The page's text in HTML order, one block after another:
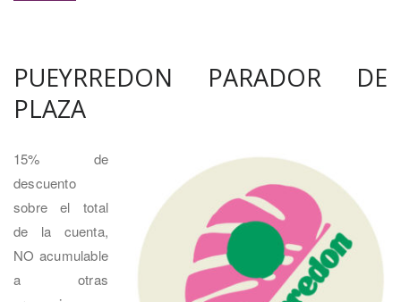
PUEYRREDON PARADOR DE
PLAZA
15% de
descuento
sobre el total
de la cuenta,
NO acumulable
a otras